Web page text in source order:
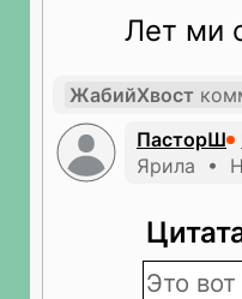
Лет ми
ЖабийХвост
ПасторШ
Ярила •
Это